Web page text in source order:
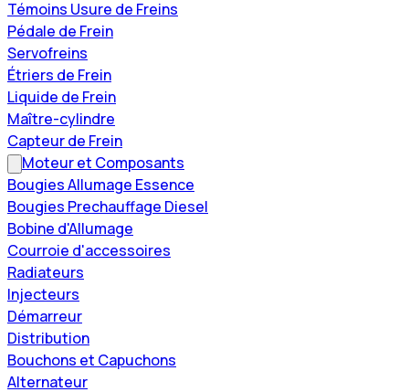
Témoins Usure de Freins
Pédale de Frein
Servofreins
Étriers de Frein
Liquide de Frein
Maître-cylindre
Capteur de Frein
Moteur et Composants
Bougies Allumage Essence
Bougies Prechauffage Diesel
Bobine d'Allumage
Courroie d'accessoires
Radiateurs
Injecteurs
Démarreur
Distribution
Bouchons et Capuchons
Alternateur